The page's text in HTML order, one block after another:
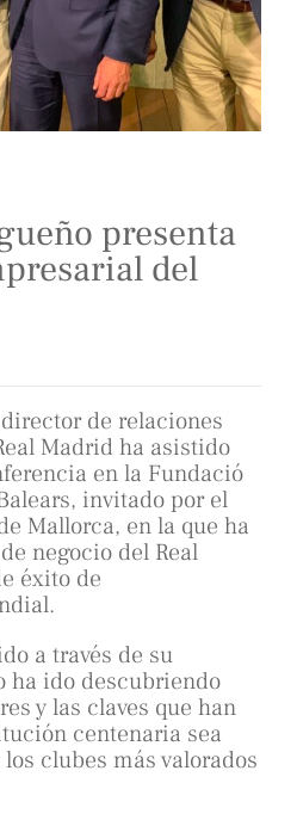
presenta
del
de relaciones
Madrid ha asistido
en la Fundació
invitado por el
Mallorca, en la que ha
negocio del Real
éxito de
a través de su
ha ido descubriendo
y las claves que han
centenaria sea
clubes más valorados